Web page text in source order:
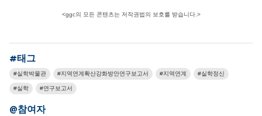
<ggc의 모든 콘텐츠는 저작권법의 보호를 받습니다.>
#태그
실학박물관 지역연계확산강화방안연구보고서 지역연계 실학정신
실학 연구보고서
@참여자